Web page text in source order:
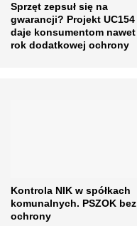
Sprzęt zepsuł się na
gwarancji? Projekt UC154
daje konsumentom nawet
rok dodatkowej ochrony
Kontrola NIK w spółkach
komunalnych. PSZOK bez
ochrony